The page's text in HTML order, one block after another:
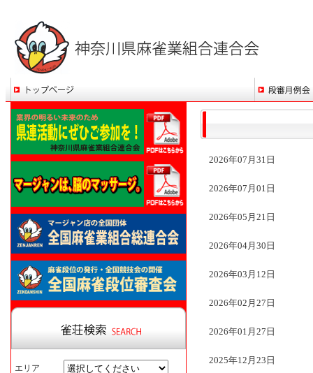
エリア
2026年07月31日
2026年07月01日
2026年05月21日
2026年04月30日
2026年03月12日
2026年02月27日
2026年01月27日
2025年12月23日